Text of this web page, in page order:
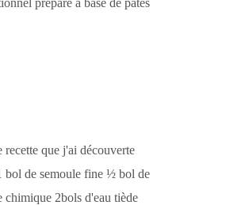
préparé à base de pâtes
recette que j'ai découverte
bol de semoule fine ½ bol de
chimique 2bols d'eau tiède